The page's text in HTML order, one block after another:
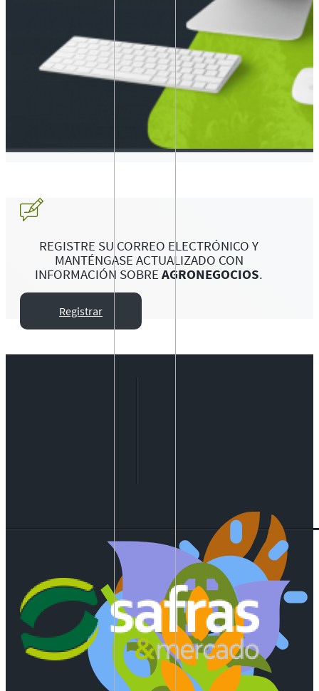
REGISTRE SU CORREO ELECTRÓNICO Y
MANTÉNGASE ACTUALIZADO CON
INFORMACIÓN SOBRE AGRONEGOCIOS.
Registrar